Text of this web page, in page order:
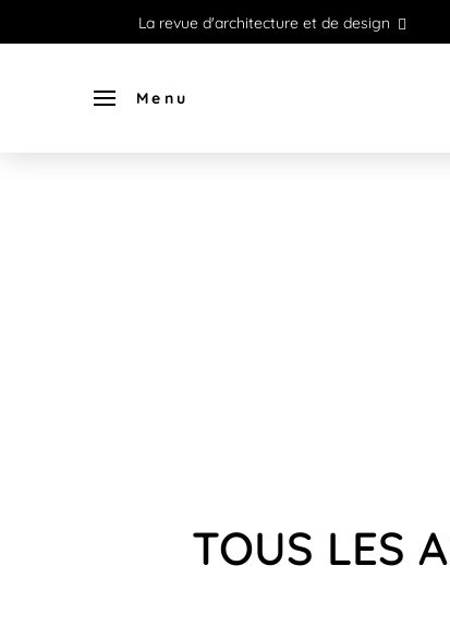
La revue d'architecture et de design
Menu
TOUS LES